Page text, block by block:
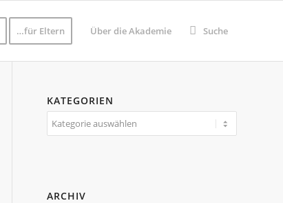
…für Eltern Über die Akademie Suche
KATEGORIEN
Kategorien
ARCHIV